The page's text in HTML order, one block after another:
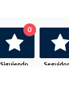
Siguiendo
0